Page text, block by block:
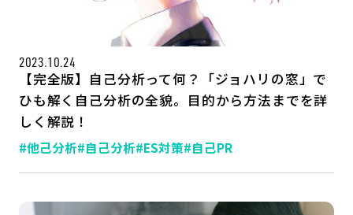
2023.10.24
【完全版】自己分析って何？「ジョハリの窓」で
ひも解く自己分析の全貌。目的から方法までを詳
しく解説！
#他己分析#自己分析#ES対策#自己PR